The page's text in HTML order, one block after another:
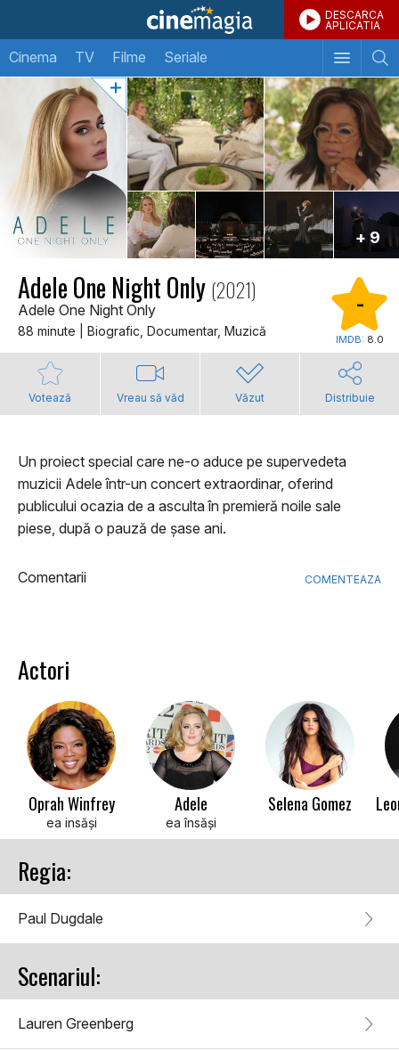
DESCARCA
APLICATIA
Cinema TV Filme Seriale
+ 9
Adele One Night Only (2021)
Adele One Night Only
88 minute | Biografic, Documentar, Muzică
-
IMDB: 8.0
Votează Vreau să văd Văzut Distribuie
Un proiect special care ne-o aduce pe supervedeta
muzicii Adele într-un concert extraordinar, oferind
publicului ocazia de a asculta în premieră noile sale
piese, după o pauză de șase ani.
Comentarii COMENTEAZA
Actori
Oprah Winfrey
ea insăși
Adele
ea însăși
Selena Gomez
Regia:
Paul Dugdale
Scenariul:
Lauren Greenberg